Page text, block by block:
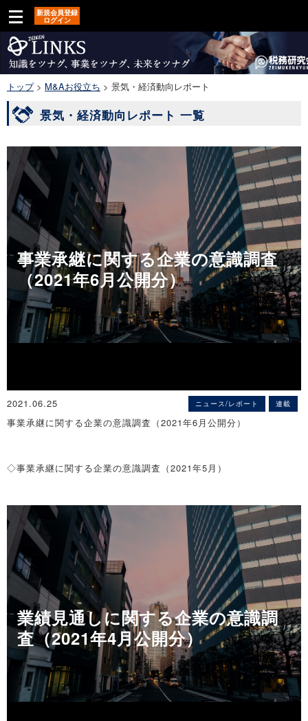
新規会員登録
ログイン
トップ> M&Aお役立ち > 景気・経済動向レポート
景気・経済動向レポート 一覧
事業承継に関する企業の意識調査
（2021年6月公開分）
2021.06.25 ニュース/レポート 連載
事業承継に関する企業の意識調査（2021年6月公開分）
◇事業承継に関する企業の意識調査（2021年5月）
新型コロナウイルスの影響拡大により倒産のみならず休廃業の増加
も懸念されるなか、その回避策としての事業承継が今まで以上に注
目されている。また、政府は若い世代における事業承継の気運醸成
や、世代交代にともなう中小企業の成長を促進する施策のほか、税
制面の優遇措置や第三者承継の促進など、事業承継への支援体制を
強化している。
そこで、帝国データバンクは、事業承継に関する企業の見解につい
て調査を実施した。本調査は、TDB景気動向調査2021年5月調査と
ともに行った。
■調査期間は2021年5月18日～31日、調査対象は全国2万3,724社
で、有効回答企業数は1万1,242社（回答率47.4％）。なお、事業承
業績見通しに関する企業の意識調
査（2021年4月公開分）